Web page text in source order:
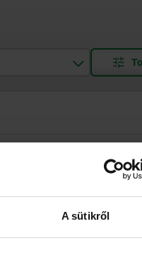
A sütikről
CAD